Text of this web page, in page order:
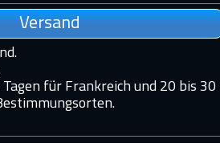
Versand
für Frankreich und 20 bis 30